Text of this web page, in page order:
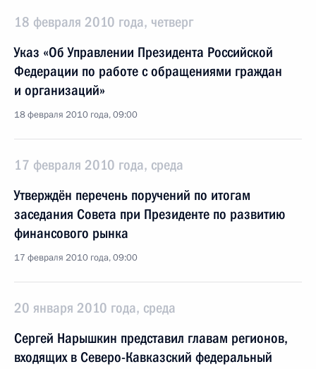
18 февраля 2010 года, четверг
Указ «Об Управлении Президента Российской
Федерации по работе с обращениями граждан
и организаций»
18 февраля 2010 года, 09:00
17 февраля 2010 года, среда
Утверждён перечень поручений по итогам
заседания Совета при Президенте по развитию
финансового рынка
17 февраля 2010 года, 09:00
20 января 2010 года, среда
Сергей Нарышкин представил главам регионов,
входящих в Северо-Кавказский федеральный